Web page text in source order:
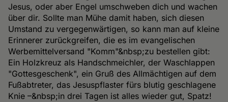
Jesus, oder aber Engel umschweben dich und wachen
über dir. Sollte man Mühe damit haben, sich diesen
Umstand zu vergegenwärtigen, so kann man auf kleine
Erinnerer zurückgreifen, die es im evangelischen
Werbemittelversand "Komm"&nbsp;zu bestellen gibt:
Ein Holzkreuz als Handschmeichler, der Waschlappen
"Gottesgeschenk", ein Gruß des Allmächtigen auf dem
Fußabtreter, das Jesuspflaster fürs blutig geschlagene
Knie –&nbsp;in drei Tagen ist alles wieder gut, Spatz!